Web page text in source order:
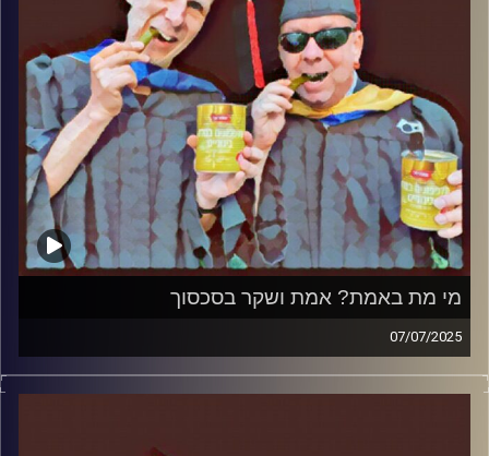
מי מת באמת? אמת ושקר בסכסוך
07/07/2025
המערכת הפוליטית על ספת הפסיכולוג, עם פרופסור בועז בן-
דוד ופרופסור גלעד הירשברגר